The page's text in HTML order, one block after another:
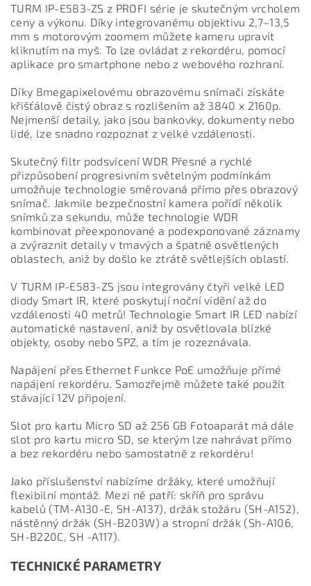
TURM IP-E583-ZS z PROFI série je skutečným vrcholem
ceny a výkonu. Díky integrovanému objektivu 2,7–13,5
mm s motorovým zoomem můžete kameru upravit
kliknutím na myš. To lze ovládat z rekordéru, pomocí
aplikace pro smartphone nebo z webového rozhraní.
Díky 8megapixelovému obrazovému snímači získáte
křišťálově čistý obraz s rozlišením až 3840 x 2160p.
Nejmenší detaily, jako jsou bankovky, dokumenty nebo
lidé, lze snadno rozpoznat z velké vzdálenosti.
Skutečný filtr podsvícení WDR Přesné a rychlé
přizpůsobení progresivním světelným podmínkám
umožňuje technologie směrovaná přímo přes obrazový
snímač. Jakmile bezpečnostní kamera pořídí několik
snímků za sekundu, může technologie WDR
kombinovat přeexponované a podexponované záznamy
a zvýraznit detaily v tmavých a špatně osvětlených
oblastech, aniž by došlo ke ztrátě světlejších oblastí.
V TURM IP-E583-ZS jsou integrovány čtyři velké LED
diody Smart IR, které poskytují noční vidění až do
vzdálenosti 40 metrů! Technologie Smart IR LED nabízí
automatické nastavení, aniž by osvětlovala blízké
objekty, osoby nebo SPZ, a tím je rozeznávala.
Napájení přes Ethernet Funkce PoE umožňuje přímé
napájení rekordéru. Samozřejmě můžete také použít
stávající 12V připojení.
Slot pro kartu Micro SD až 256 GB Fotoaparát má dále
slot pro kartu micro SD, se kterým lze nahrávat přímo
a bez rekordéru nebo samostatně z rekordéru!
Jako příslušenství nabízíme držáky, které umožňují
flexibilní montáž. Mezi ně patří: skříň pro správu
kabelů (TM-A130-E, SH-A137), držák stožáru (SH-A152),
nástěnný držák (SH-B203W) a stropní držák (Sh-A106,
SH-B220C, SH -A117).
TECHNICKÉ PARAMETRY